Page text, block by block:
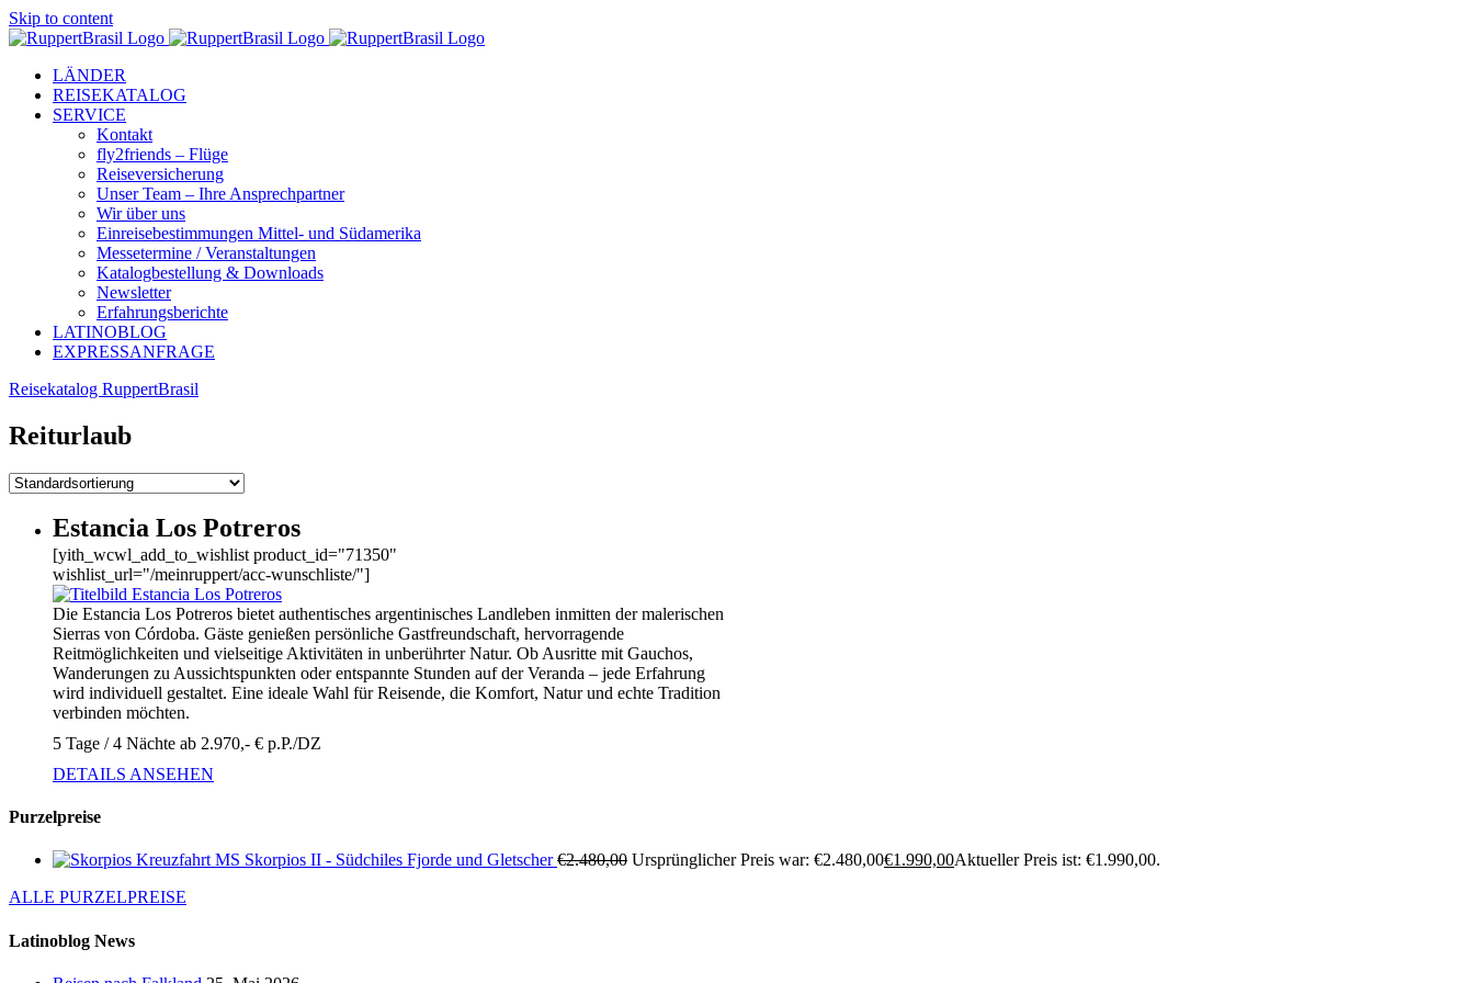
Skip to content
LÄNDER
REISEKATALOG
SERVICE
Kontakt
fly2friends – Flüge
Reiseversicherung
Unser Team – Ihre Ansprechpartner
Wir über uns
Einreisebestimmungen Mittel- und Südamerika
Messetermine / Veranstaltungen
Katalogbestellung & Downloads
Newsletter
Erfahrungsberichte
LATINOBLOG
EXPRESSANFRAGE
Reisekatalog RuppertBrasil
Reiturlaub
Estancia Los Potreros
[yith_wcwl_add_to_wishlist product_id="71350"
wishlist_url="/meinruppert/acc-wunschliste/"]
Die Estancia Los Potreros bietet authentisches argentinisches Landleben inmitten der malerischen
Sierras von Córdoba. Gäste genießen persönliche Gastfreundschaft, hervorragende
Reitmöglichkeiten und vielseitige Aktivitäten in unberührter Natur. Ob Ausritte mit Gauchos,
Wanderungen zu Aussichtspunkten oder entspannte Stunden auf der Veranda – jede Erfahrung
wird individuell gestaltet. Eine ideale Wahl für Reisende, die Komfort, Natur und echte Tradition
verbinden möchten.
5 Tage / 4 Nächte ab 2.970,- € p.P./DZ
DETAILS ANSEHEN
Purzelpreise
Kreuzfahrt MS Skorpios II - Südchiles Fjorde und Gletscher €2.480,00 Ursprünglicher Preis war: €2.480,00€1.990,00Aktueller Preis ist: €1.990,00.
ALLE PURZELPREISE
Latinoblog News